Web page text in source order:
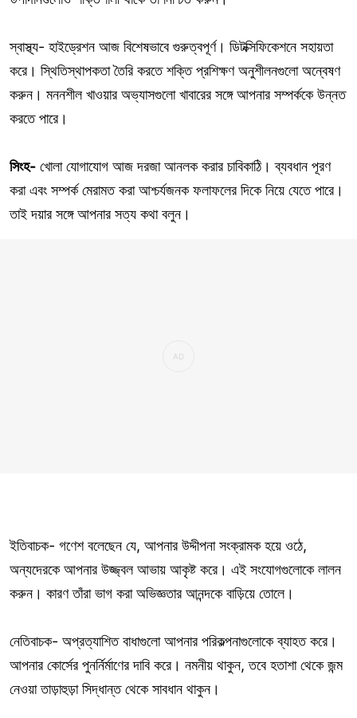
স্বাস্থ্য- হাইড্রেশন আজ বিশেষভাবে গুরুত্বপূর্ণ। ডিটক্সিফিকেশনে সহায়তা
করে। স্থিতিস্থাপকতা তৈরি করতে শক্তি প্রশিক্ষণ অনুশীলনগুলো অন্বেষণ
করুন। মননশীল খাওয়ার অভ্যাসগুলো খাবারের সঙ্গে আপনার সম্পর্ককে উন্নত
করতে পারে।
সিংহ- খোলা যোগাযোগ আজ দরজা আনলক করার চাবিকাঠি। ব্যবধান পূরণ
করা এবং সম্পর্ক মেরামত করা আশ্চর্যজনক ফলাফলের দিকে নিয়ে যেতে পারে।
তাই দয়ার সঙ্গে আপনার সত্য কথা বলুন।
ইতিবাচক- গণেশ বলেছেন যে, আপনার উদ্দীপনা সংক্রামক হয়ে ওঠে,
অন্যদেরকে আপনার উজ্জ্বল আভায় আকৃষ্ট করে। এই সংযোগগুলোকে লালন
করুন। কারণ তাঁরা ভাগ করা অভিজ্ঞতার আনন্দকে বাড়িয়ে তোলে।
নেতিবাচক- অপ্রত্যাশিত বাধাগুলো আপনার পরিকল্পনাগুলোকে ব্যাহত করে।
আপনার কোর্সের পুনর্নির্মাণের দাবি করে। নমনীয় থাকুন, তবে হতাশা থেকে জন্ম
নেওয়া তাড়াহুড়া সিদ্ধান্ত থেকে সাবধান থাকুন।